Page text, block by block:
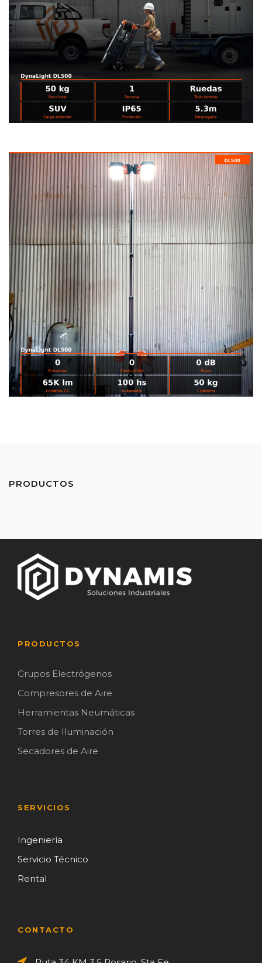
PRODUCTOS
PRODUCTOS
Grupos Electrógenos
Compresores de Aire
Herramientas Neumáticas
Torres de Iluminación
Secadores de Aire
SERVICIOS
Ingeniería
Servicio Técnico
Rental
CONTACTO